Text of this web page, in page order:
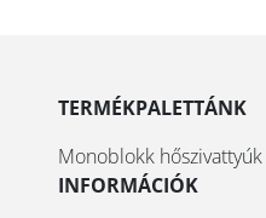
TERMÉKPALETTÁNK
Monoblokk hőszivattyúk
INFORMÁCIÓK